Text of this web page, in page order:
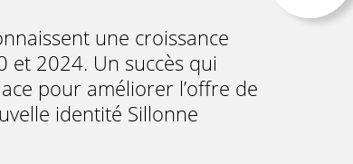
une croissance
et 2024. Un succès qui
pour améliorer l’offre de
identité Sillonne